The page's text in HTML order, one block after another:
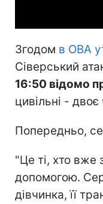
Згодом в ОВА
Сіверський
16:50 відомо
цивільні - двоє
Попередньо,
"Це ті, хто вже
допомогою.
дівчинка, її